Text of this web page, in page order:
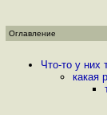
Оглавление
Что-то у них
какая